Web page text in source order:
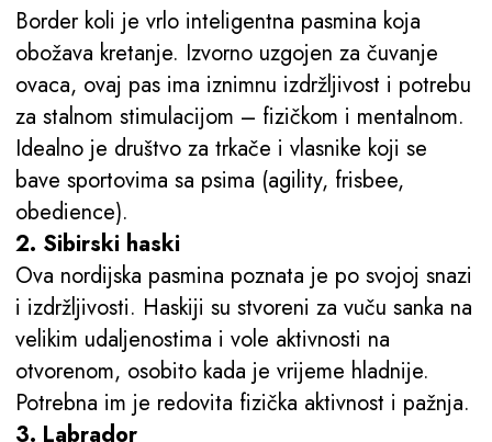
Border koli je vrlo inteligentna pasmina koja
obožava kretanje. Izvorno uzgojen za čuvanje
ovaca, ovaj pas ima iznimnu izdržljivost i potrebu
za stalnom stimulacijom – fizičkom i mentalnom.
Idealno je društvo za trkače i vlasnike koji se
bave sportovima sa psima (agility, frisbee,
obedience).
2. Sibirski haski
Ova nordijska pasmina poznata je po svojoj snazi
i izdržljivosti. Haskiji su stvoreni za vuču sanka na
velikim udaljenostima i vole aktivnosti na
otvorenom, osobito kada je vrijeme hladnije.
Potrebna im je redovita fizička aktivnost i pažnja.
3. Labrador